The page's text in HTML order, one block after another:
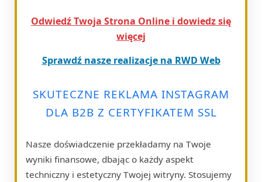
Odwiedź Twoja Strona Online i dowiedz się
więcej
Sprawdź nasze realizacje na RWD Web
SKUTECZNE REKLAMA INSTAGRAM
DLA B2B Z CERTYFIKATEM SSL
Nasze doświadczenie przekładamy na Twoje
wyniki finansowe, dbając o każdy aspekt
techniczny i estetyczny Twojej witryny. Stosujemy